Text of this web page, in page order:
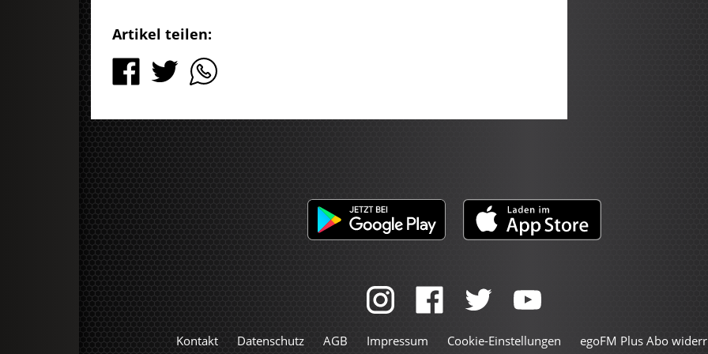
Artikel teilen:
Kontakt Datenschutz AGB Impressum Cookie-Einstellungen egoFM Plus Abo